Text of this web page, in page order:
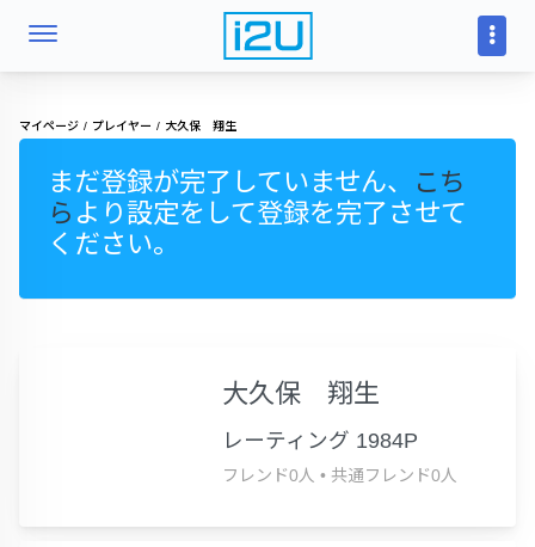
マイページ プレイヤー 大久保 翔生
まだ登録が完了していません、
こち
ら より設定をして登録を完了させて
ください。
大久保 翔生
レーティング 1984P
フレンド0人 • 共通フレンド0人